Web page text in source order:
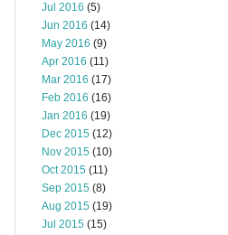
Jul 2016 (5)
Jun 2016 (14)
May 2016 (9)
Apr 2016 (11)
Mar 2016 (17)
Feb 2016 (16)
Jan 2016 (19)
Dec 2015 (12)
Nov 2015 (10)
Oct 2015 (11)
Sep 2015 (8)
Aug 2015 (19)
Jul 2015 (15)